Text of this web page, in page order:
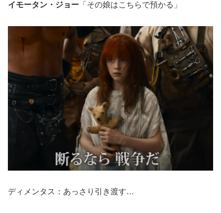
イモータン・ジョー 「その娘はこちらで預かる」
ディメンタス：あっさり引き渡す…